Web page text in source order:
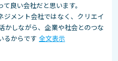
良い会社だと思います。
ジメント会社ではなく、クリエイ
かしながら、企業や社会とのつな
るからです 全文表示